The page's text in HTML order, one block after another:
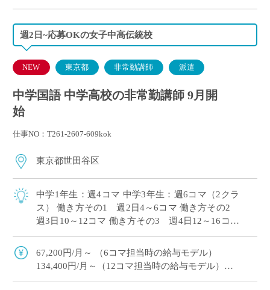
週2日~応募OKの女子中高伝統校
NEW 東京都 非常勤講師 派遣
中学国語 中学高校の非常勤講師 9月開
始
仕事NO：T261-2607-609kok
東京都世田谷区
中学1年生：週4コマ 中学3年生：週6コマ（2クラ
ス） 働き方その1 週2日4～6コマ 働き方その2
週3日10～12コマ 働き方その3 週4日12～16コマ
方のご希望をお伝 […]
67,200円/月～ （6コマ担当時の給与モデル）
134,400円/月～（12コマ担当時の給与モデル）